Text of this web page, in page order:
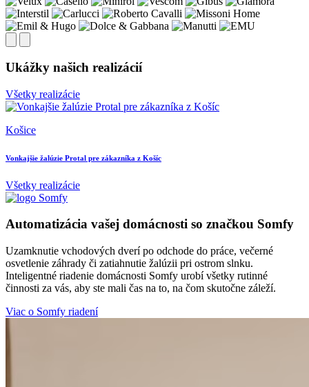
Ukážky našich realizácií
Všetky realizácie
Košice
Vonkajšie žalúzie Protal pre zákazníka z Košíc
Všetky realizácie
Automatizácia vašej domácnosti so značkou Somfy
Uzamknutie vchodových dverí po odchode do práce, večerné
osvetlenie záhrady či zatiahnutie žalúzii pri ostrom slnku.
Inteligentné riadenie domácnosti Somfy urobí všetky rutinné
činnosti za vás, aby ste mali čas na to, na čom skutočne záleží.
Viac o Somfy riadení